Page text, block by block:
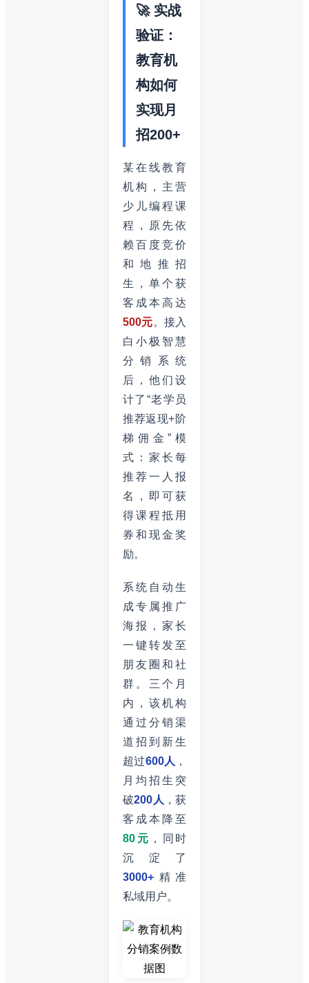
🚀 实战
验证：
教育机
构如何
实现月
招200+
某在线教育
机构，主营
少儿编程课
程，原先依
赖百度竞价
和地推招
生，单个获
客成本高达
500元。接入
白小极智慧
分销系统
后，他们设
计了“老学员
推荐返现+阶
梯佣金”模
式：家长每
推荐一人报
名，即可获
得课程抵用
券和现金奖
励。
系统自动生
成专属推广
海报，家长
一键转发至
朋友圈和社
群。三个月
内，该机构
通过分销渠
道招到新生
超过600人 ，
月均招生突
破200人 ，获
客成本降至
80元 ，同时
沉淀了
3000+ 精准
私域用户。